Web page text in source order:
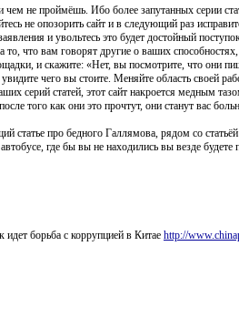
не проймёшь. Ибо более запутанных серии
не опозорить сайт и в следующий раз
и увольтесь это будет достойный
что вам говорят другие о ваших
и скажите: «Нет, вы посмотрите, что они
чего вы стоите. Меняйте область своей
серий статей, этот сайт накроется медным
того как они это прочтут, они станут вас
статье про бедного Галлямова, рядом со
где бы вы не находились вы везде
идет борьба с коррупцией в Китае http://